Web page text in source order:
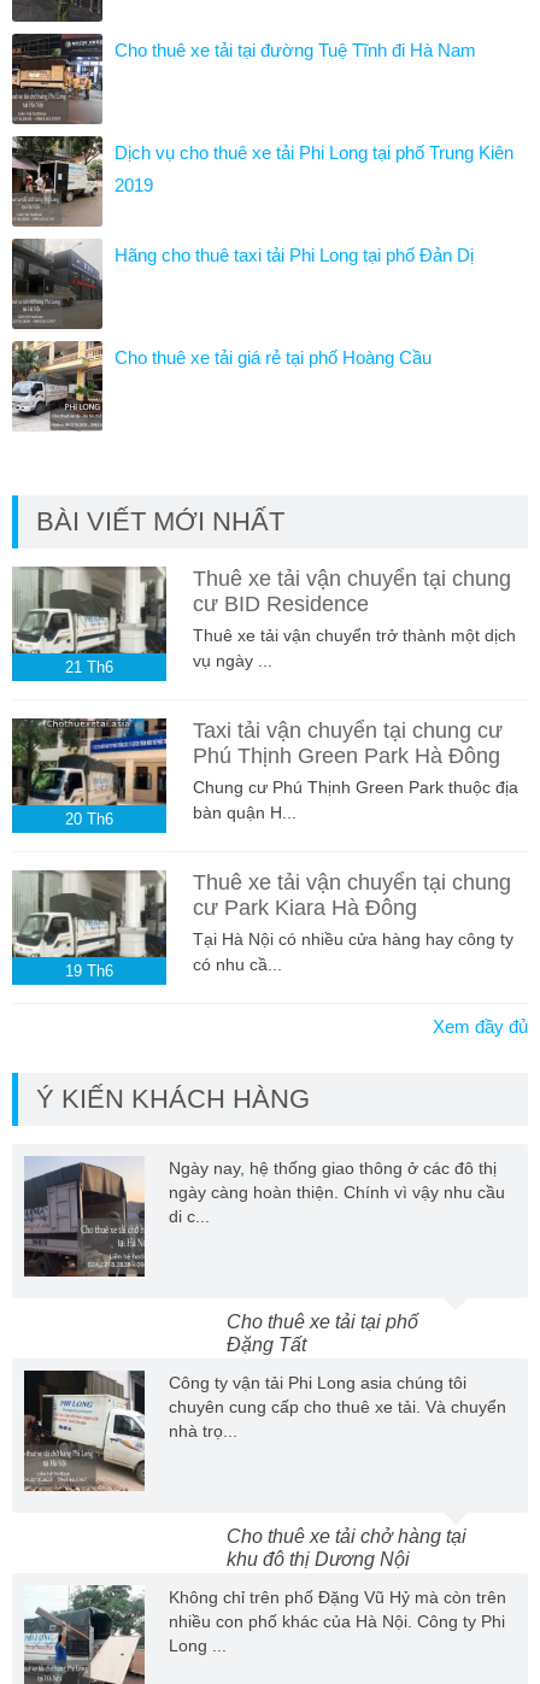
Cho thuê xe tải tại đường Tuệ Tĩnh đi Hà Nam
Dịch vụ cho thuê xe tải Phi Long tại phố Trung Kiên
2019
Hãng cho thuê taxi tải Phi Long tại phố Đản Dị
Cho thuê xe tải giá rẻ tại phố Hoàng Cầu
BÀI VIẾT MỚI NHẤT
21 Th6
Thuê xe tải vận chuyển tại chung
cư BID Residence
Thuê xe tải vận chuyển trở thành một dịch
vụ ngày ...
20 Th6
Taxi tải vận chuyển tại chung cư
Phú Thịnh Green Park Hà Đông
Chung cư Phú Thịnh Green Park thuộc địa
bàn quận H...
19 Th6
Thuê xe tải vận chuyển tại chung
cư Park Kiara Hà Đông
Tại Hà Nội có nhiều cửa hàng hay công ty
có nhu cầ...
Xem đầy đủ
Ý KIẾN KHÁCH HÀNG
Ngày nay, hệ thống giao thông ở các đô thị
ngày càng hoàn thiện. Chính vì vậy nhu cầu
di c...
Cho thuê xe tải tại phố
Đặng Tất
Công ty vận tải Phi Long asia chúng tôi
chuyên cung cấp cho thuê xe tải. Và chuyển
nhà trọ...
Cho thuê xe tải chở hàng tại
khu đô thị Dương Nội
Không chỉ trên phố Đặng Vũ Hỷ mà còn trên
nhiều con phố khác của Hà Nội. Công ty Phi
Long ...